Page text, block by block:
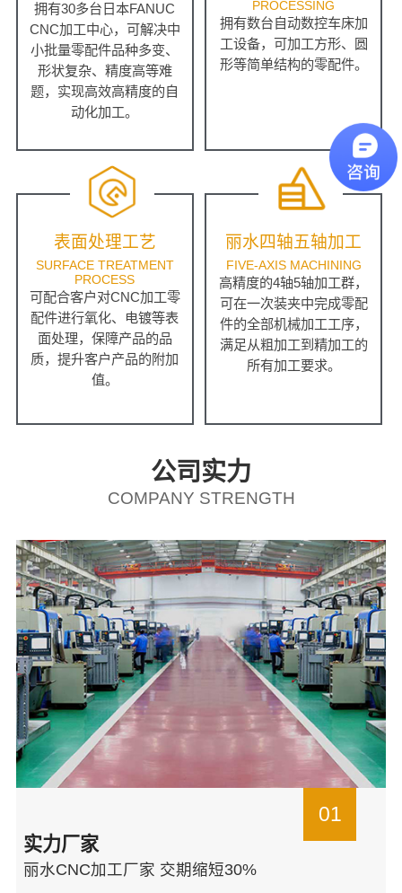
拥有30多台日本FANUC
CNC加工中心，可解决中
小批量零配件品种多变、
形状复杂、精度高等难
题，实现高效高精度的自
动化加工。
PROCESSING
拥有数台自动数控车床加
工设备，可加工方形、圆
形等简单结构的零配件。
表面处理工艺
SURFACE TREATMENT
PROCESS
可配合客户对CNC加工零
配件进行氧化、电镀等表
面处理，保障产品的品
质，提升客户产品的附加
值。
丽水四轴五轴加工
FIVE-AXIS MACHINING
高精度的4轴5轴加工群，
可在一次装夹中完成零配
件的全部机械加工工序，
满足从粗加工到精加工的
所有加工要求。
公司实力
COMPANY STRENGTH
01
实力厂家
丽水CNC加工厂家 交期缩短30%